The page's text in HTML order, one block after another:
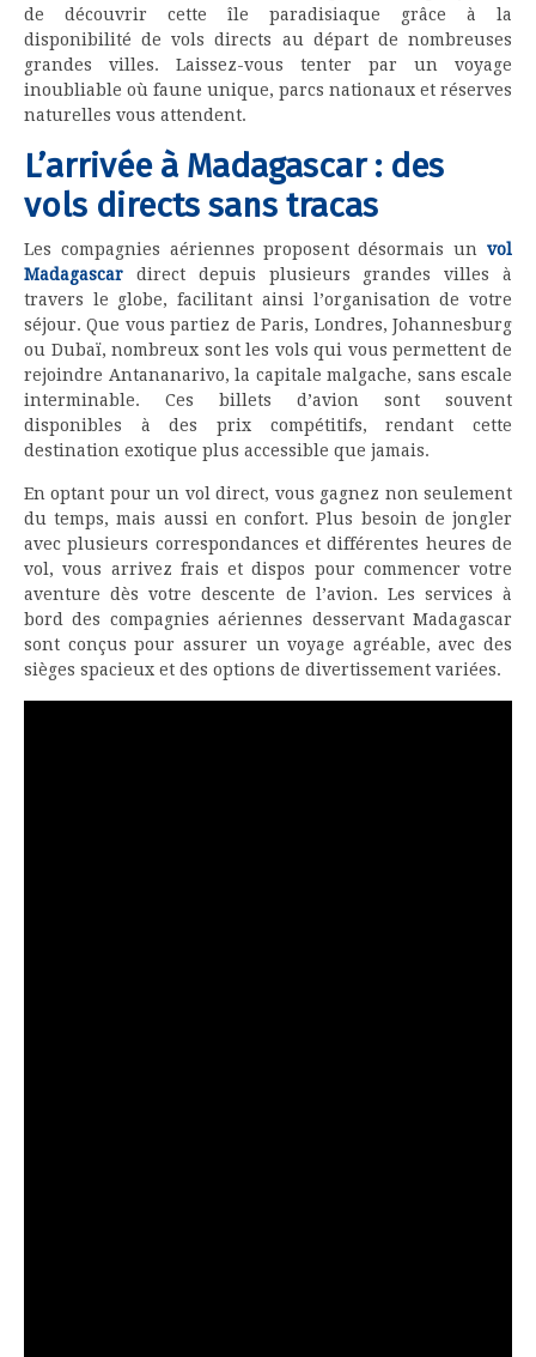
de découvrir cette île paradisiaque grâce à la
disponibilité de vols directs au départ de nombreuses
grandes villes. Laissez-vous tenter par un voyage
inoubliable où faune unique, parcs nationaux et réserves
naturelles vous attendent.
L’arrivée à Madagascar : des
vols directs sans tracas
Les compagnies aériennes proposent désormais un vol
Madagascar direct depuis plusieurs grandes villes à
travers le globe, facilitant ainsi l’organisation de votre
séjour. Que vous partiez de Paris, Londres, Johannesburg
ou Dubaï, nombreux sont les vols qui vous permettent de
rejoindre Antananarivo, la capitale malgache, sans escale
interminable. Ces billets d’avion sont souvent
disponibles à des prix compétitifs, rendant cette
destination exotique plus accessible que jamais.
En optant pour un vol direct, vous gagnez non seulement
du temps, mais aussi en confort. Plus besoin de jongler
avec plusieurs correspondances et différentes heures de
vol, vous arrivez frais et dispos pour commencer votre
aventure dès votre descente de l’avion. Les services à
bord des compagnies aériennes desservant Madagascar
sont conçus pour assurer un voyage agréable, avec des
sièges spacieux et des options de divertissement variées.